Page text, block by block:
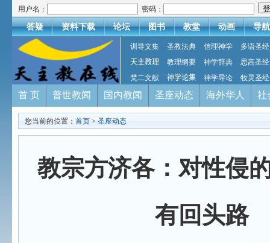
用户名： 密码：
答疑 资料下载 论坛 图书 教堂 动画 导航
训导文集 圣教法典 信理神学
多语圣经
天主教理
教理纲要 神学辞典
思高圣经
梵二文献
神学论集 神学导论 牧灵圣经
首 页 普世教闻 国内教闻 圣座动态 海外华人 社
您当前的位置： 首页 > 圣座动态
教宗方济各：对性侵
有回头路